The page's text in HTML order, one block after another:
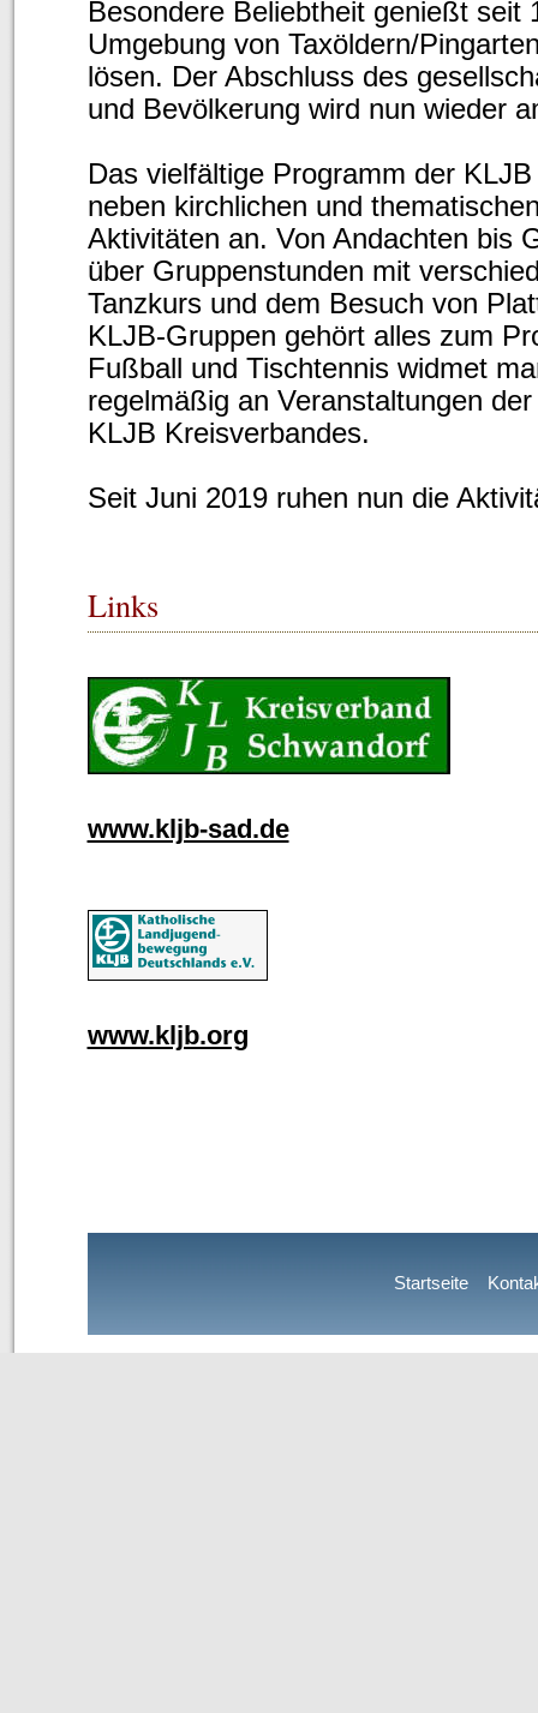
Besondere Beliebtheit genießt
Umgebung von Taxöldern/
lösen. Der Abschluss des
und Bevölkerung wird nun wieder
Das vielfältige Programm der
neben kirchlichen und
Aktivitäten an. Von Andachten bis
über Gruppenstunden mit
Tanzkurs und dem Besuch von
KLJB-Gruppen gehört alles zum
Fußball und Tischtennis widmet
regelmäßig an Veranstaltungen
KLJB Kreisverbandes.
Seit Juni 2019 ruhen nun die
Links
www.kljb-sad.de
www.kljb.org
Startseite